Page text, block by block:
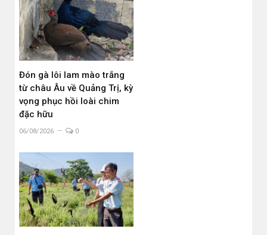
Đón gà lôi lam mào trắng
từ châu Âu về Quảng Trị, kỳ
vọng phục hồi loài chim
đặc hữu
06/08/2026 0